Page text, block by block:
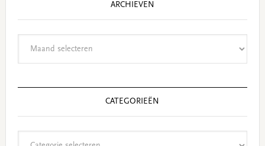
ARCHIEVEN
CATEGORIEËN